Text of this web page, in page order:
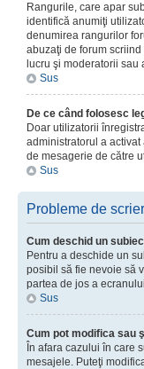
Rangurile, care apar
identifică anumiţi
denumirea rangurilor
abuzaţi de forum
lucru şi moderatorii
Sus
De ce când folosesc
Doar utilizatorii
administratorul a
de mesagerie de către
Sus
Probleme de
Cum deschid un
Pentru a deschide un
posibil să fie nevoie să
partea de jos a
Sus
Cum pot modifica sau
În afara cazului în care
mesajele. Puteţi